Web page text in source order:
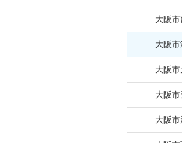
大阪
大阪
大阪
大阪
大阪